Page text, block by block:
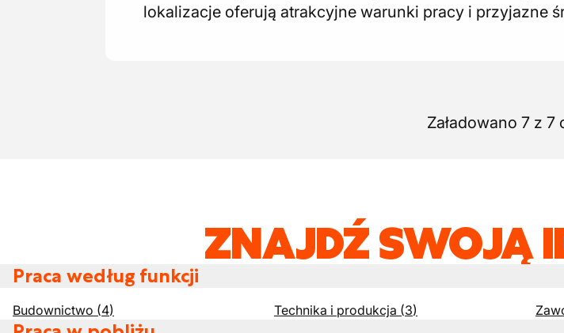
lokalizacje oferują atrakcyjne warunki pracy i przyjazne
Załadowano 7 z 7
ZNAJDŹ SWOJĄ
Praca według funkcji
Budownictwo (4) Technika i produkcja (3)